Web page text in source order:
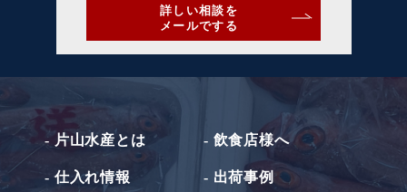
詳しい相談を
メールでする
- 片山水産とは - 飲食店様へ
- 仕入れ情報 - 出荷事例